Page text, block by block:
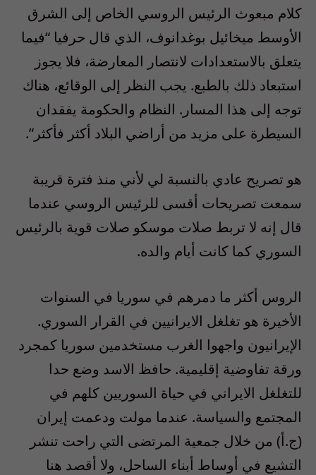
كلام مبعوث الرئيس الروسي الخاص إلى الشرق
الأوسط ميخائيل بوغدانوف، الذي قال حرفيا “فيما
يتعلق بالاستعدادات لانتصار المعارضة، فلا يجوز
استبعاد ذلك بالطبع. يجب النظر إلى الوقائع، هناك
توجه إلى هذا المسار. النظام والحكومة يفقدان
السيطرة على مزيد من أراضي البلاد أكثر فأكثر”.
هو تصريح عادي بالنسبة لي لأني منذ فترة قريبة
سمعت تصريحات أقسى للرئيس الروسي عندما
قال إنه لا تربط صلات موسكو صلات قوية بالرئيس
السوري كما كانت أيام والده.
الروس أكثر ما دمرهم في سوريا في السنوات
الأخيرة هو تغلغل الايرانيين في القرار السوري.
الإيرانيون واجهوا الغرب مستخدمين سوريا كمجرد
ورقة تفاوضية إقليمية. حافظ الاسد وضع حدا
للتغلغل الايراني في حياة السوريين كلهم في
المجتمع والسياسة. عندما مولت ودعمت إيران
(ج.أ) من خلال جمعية المرتضى التي راحت تنشر
التشيع في أوساط أبناء الساحل، ولا أقصد هنا